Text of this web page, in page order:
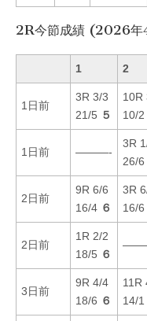
2R今節成績 (2026年
1 2
1日前
3R 3/3
21/5 ５
10R
10/2
1日前 ———-
3R
26/6
2日前
9R 6/6
16/4 ６
3R
16/6
2日前
1R 2/2
18/5 ６
3日前
9R 4/4
18/6 ６
11R
14/1